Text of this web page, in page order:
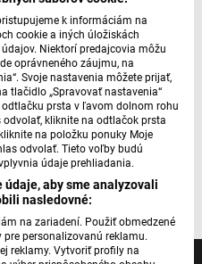
k informáciám na
cookie a iných úložiskách
Niektorí predajcovia môžu
oprávneného záujmu, na
Svoje nastavenia môžete prijať,
tlačidlo „Spravovať nastavenia“
prsta v ľavom dolnom rohu
odvolať, kliknite na odtlačok prsta
na položku ponuky Moje
odvolať. Tieto voľby budú
údaje prehliadania.
aby sme analyzovali
nasledovné:
na zariadení. Použiť obmedzené
personalizovanú reklamu.
reklamy. Vytvoriť profily na
požiaru, o ktorom sme
Sériu telefonátov so
inštitúcií a centier si